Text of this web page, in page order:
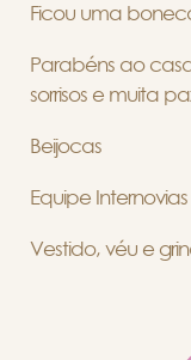
Ficou uma
Parabéns ao
sorrisos e muita
Beijocas
Equipe Internovias
Vestido, véu e